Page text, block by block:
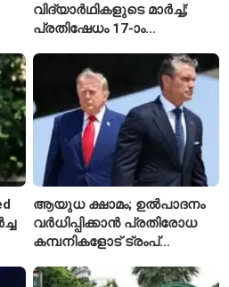
വിദ്യാർഥികളുടെ മാർച്ച്;
പ്രതിഷേധം 17-ാം
ആയുധ ക്ഷാമം; ഉൽപാദനം
വർധിപ്പിക്കാൻ പ്രതിരോധ
കമ്പനികളോട് ട്രംപ്